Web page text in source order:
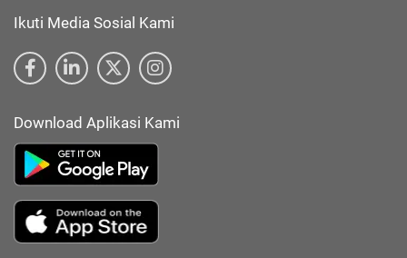
Ikuti Media Sosial Kami
Download Aplikasi Kami